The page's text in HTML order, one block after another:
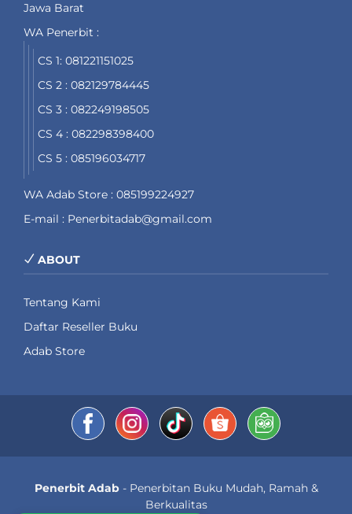
Jawa Barat
WA Penerbit :
CS 1: 081221151025
CS 2 : 082129784445
CS 3 : 082249198505
CS 4 : 082298398400
CS 5 : 085196034717
WA Adab Store : 085199224927
E-mail : Penerbitadab@gmail.com
ABOUT
Tentang Kami
Daftar Reseller Buku
Adab Store
Penerbit Adab- Penerbitan Buku Mudah, Ramah &
Berkualitas